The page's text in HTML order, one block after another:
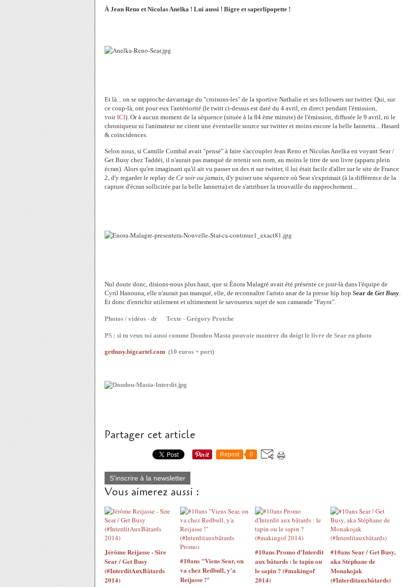
À Jean Reno et Nicolas Anelka ! Lui aussi ! Bigre et saperlipopette !
Et là... on se rapproche davantage du "croisons-les" de la sportive Nathalie et ses followers sur twitter. Qui, sur
ce coup-là, ont pour eux l'antériorité (le twitt ci-dessus est daté du 4 avril, en direct pendant l'émission,
voirICI). Or à aucun moment de la séquence (située à la 84 ème minute) de l'émission, diffusée le 9 avril, ni le
chroniqueur ni l'animateur ne citent une éventuelle source sur twitter et moins encore la belle Iannetta... Hasard
& coïncidences.
Selon nous, si Camille Combal avait "pensé" à faire s'accoupler Jean Reno et Nicolas Anelka en voyant Sear /
Get Busy chez Taddéi, il n'aurait pas manqué de retenir son nom, au moins le titre de son livre (apparu plein
écran). Alors qu'en imaginant qu'il ait vu passer un des rt sur twitter, il lui était facile d'aller sur le site de France
2, d'y regarder le replay de Ce soir ou jamais, d'y puiser une séquence où Sear s'exprimait (à la différence de la
capture d'écran sollicitée par la belle Iannetta) et de s'attribuer la trouvaille du rapprochement...
Nul doute donc, disions-nous plus haut, que si Énora Malagré avait été présente ce jour-là dans l'équipe de
Cyril Hanouna, elle n'aurait pas manqué, elle, de reconnaître l'aristo anar de la presse hip hop Sear de Get Busy.
Et donc d'enrichir utilement et ultimement le savoureux sujet de son camarade "Fayot".
Photos / vidéos - dr Texte - Grégory Protche
PS : si tu veux toi aussi comme Doudou Masta pouvoir montrer du doigt le livre de Sear en photo
getbusy.bigcartel.com (10 euros + port)
Partager cet article
Repost 0
S'inscrire à la newsletter
Vous aimerez aussi :
Jérôme Reijasse - Sire
Sear / Get Busy
(#InterditAuxBâtards
2014)
#10ans "Viens Sear, on
va chez Redbull, y'a
Reijasse !"
#10ans Promo d'Interdit
aux bâtards : le tapin ou
le sapin ? (#makingof
2014)
#10ans Sear / Get Busy,
aka Stéphane de
Monakojak
(#Interditauxbâtards)